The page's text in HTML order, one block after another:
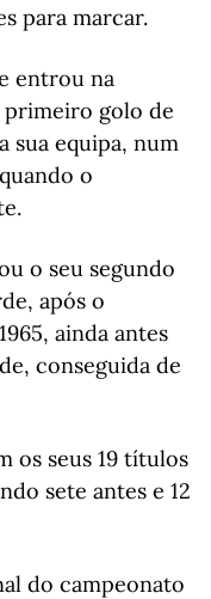
para marcar.
entrou na
primeiro golo de
sua equipa, num
o
o seu segundo
após o
ainda antes
conseguida de
os seus 19 títulos
sete antes e 12
do campeonato